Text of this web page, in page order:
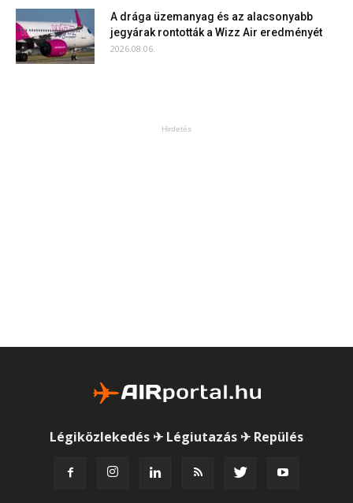
A drága üzemanyag és az alacsonyabb
jegyárak rontották a Wizz Air eredményét
2026.08.06.
Hirdetés
Légiközlekedés ✈ Légiutazás ✈ Repülés